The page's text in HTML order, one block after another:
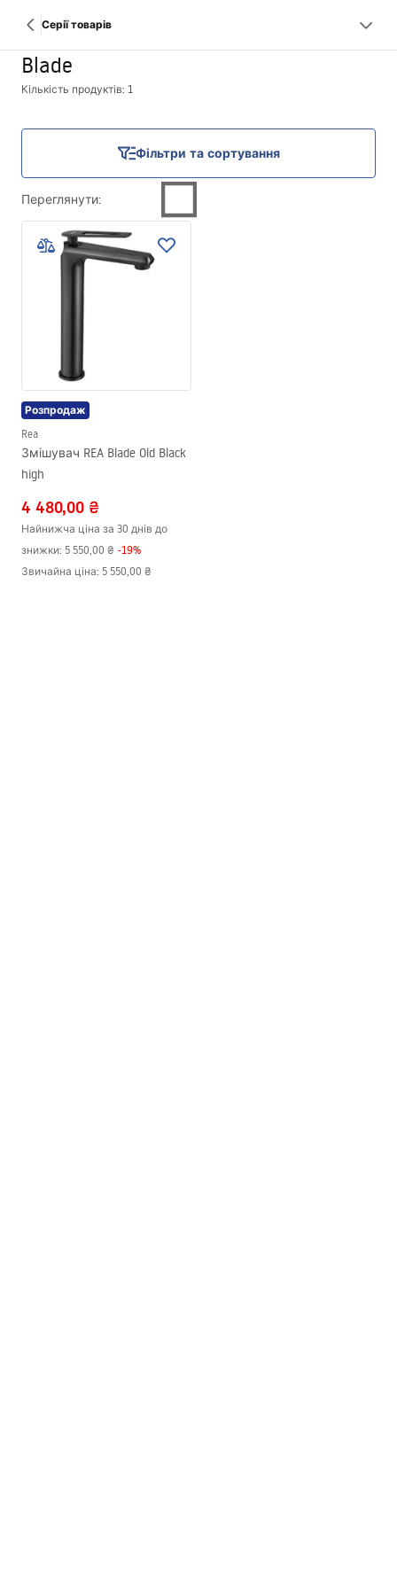
Серії товарів
Blade
Кількість продуктів: 1
Фільтри та сортування
Переглянути:
Розпродаж
Rea
Змішувач REA Blade Old Black
high
4 480,00 ₴
Найнижча ціна за 30 днів до
знижки: 5 550,00 ₴ -19%
Звичайна ціна: 5 550,00 ₴